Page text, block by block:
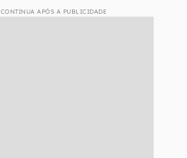
CONTINUA APÓS A PUBLICIDADE